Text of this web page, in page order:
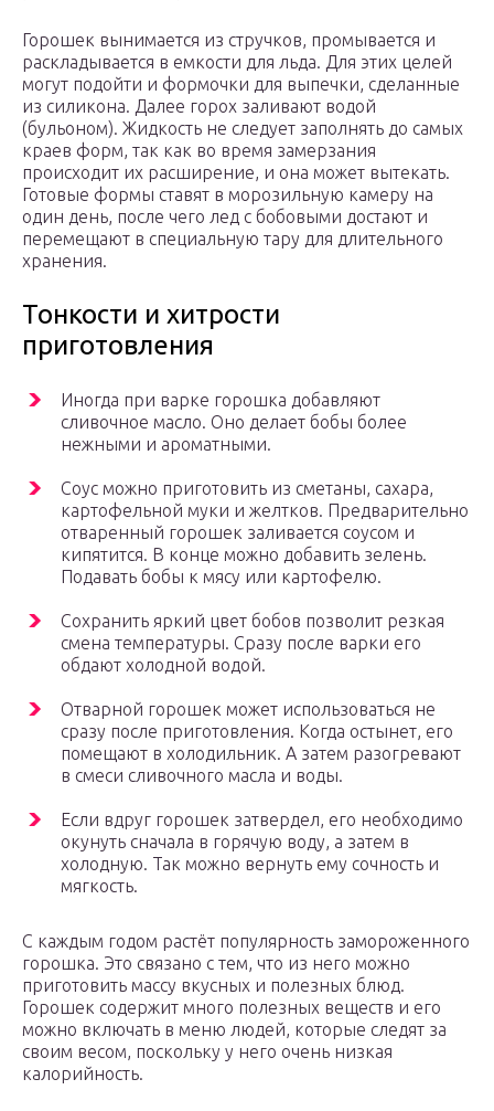
Горошек вынимается из стручков, промывается и
раскладывается в емкости для льда. Для этих целей
могут подойти и формочки для выпечки, сделанные
из силикона. Далее горох заливают водой
(бульоном). Жидкость не следует заполнять до самых
краев форм, так как во время замерзания
происходит их расширение, и она может вытекать.
Готовые формы ставят в морозильную камеру на
один день, после чего лед с бобовыми достают и
перемещают в специальную тару для длительного
хранения.
Тонкости и хитрости
приготовления
Иногда при варке горошка добавляют
сливочное масло. Оно делает бобы более
нежными и ароматными.
Соус можно приготовить из сметаны, сахара,
картофельной муки и желтков. Предварительно
отваренный горошек заливается соусом и
кипятится. В конце можно добавить зелень.
Подавать бобы к мясу или картофелю.
Сохранить яркий цвет бобов позволит резкая
смена температуры. Сразу после варки его
обдают холодной водой.
Отварной горошек может использоваться не
сразу после приготовления. Когда остынет, его
помещают в холодильник. А затем разогревают
в смеси сливочного масла и воды.
Если вдруг горошек затвердел, его необходимо
окунуть сначала в горячую воду, а затем в
холодную. Так можно вернуть ему сочность и
мягкость.
С каждым годом растёт популярность замороженного
горошка. Это связано с тем, что из него можно
приготовить массу вкусных и полезных блюд.
Горошек содержит много полезных веществ и его
можно включать в меню людей, которые следят за
своим весом, поскольку у него очень низкая
калорийность.